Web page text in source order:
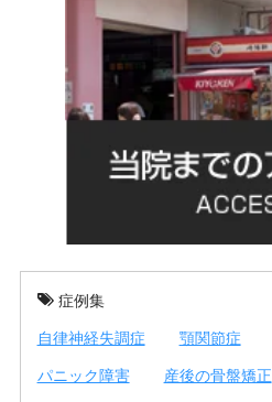
症例集
自律神経失調症 顎関節症
パニック障害 産後の骨盤矯正